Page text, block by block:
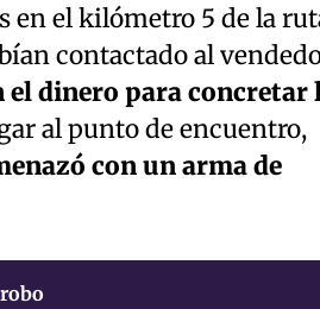
en el kilómetro 5 de la
contactado al
dinero para concretar
al punto de encuentro,
con un arma de